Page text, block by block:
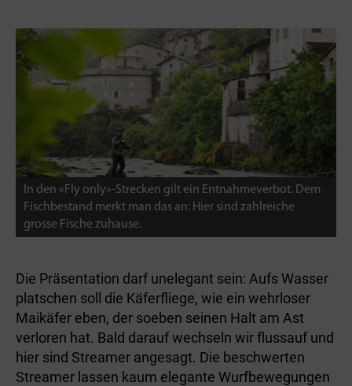
In den «Fly only»-Strecken gilt ein Entnahmeverbot. Dem
Fischbestand merkt man das an: Hier sind zahlreiche
grosse Fische zuhause.
Die Präsentation darf unelegant sein: Aufs Wasser
platschen soll die Käferfliege, wie ein wehrloser
Maikäfer eben, der soeben seinen Halt am Ast
verloren hat. Bald darauf wechseln wir flussauf und
hier sind Streamer angesagt. Die beschwerten
Streamer lassen kaum elegante Wurfbewegungen